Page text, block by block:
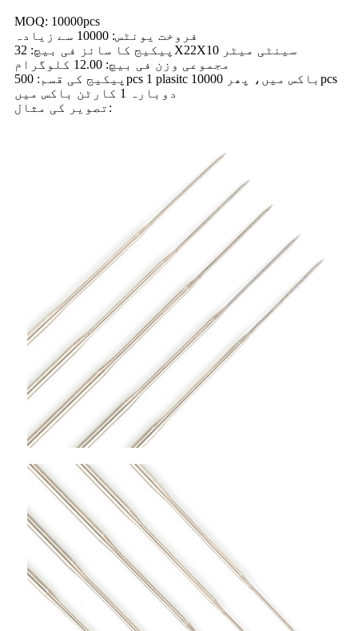
MOQ: 10000pcs
فروخت یونٹس: 10000 سے زیادہ
پیکیج کا سائز فی بیچ: 32X22X10 سینٹی میٹر
مجموعی وزن فی بیچ: 12.00 کلوگرام
پیکیج کی قسم: 500pcs 1 plasitc باکس میں، پھر 10000pcs
دوبارہ 1 کارٹن باکس میں
تصویر کی مثال: